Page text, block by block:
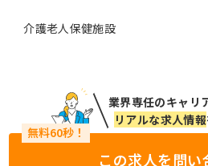
介護老人保健施設
業界専任のキャリ
リアルな求人情報
この求人を問い